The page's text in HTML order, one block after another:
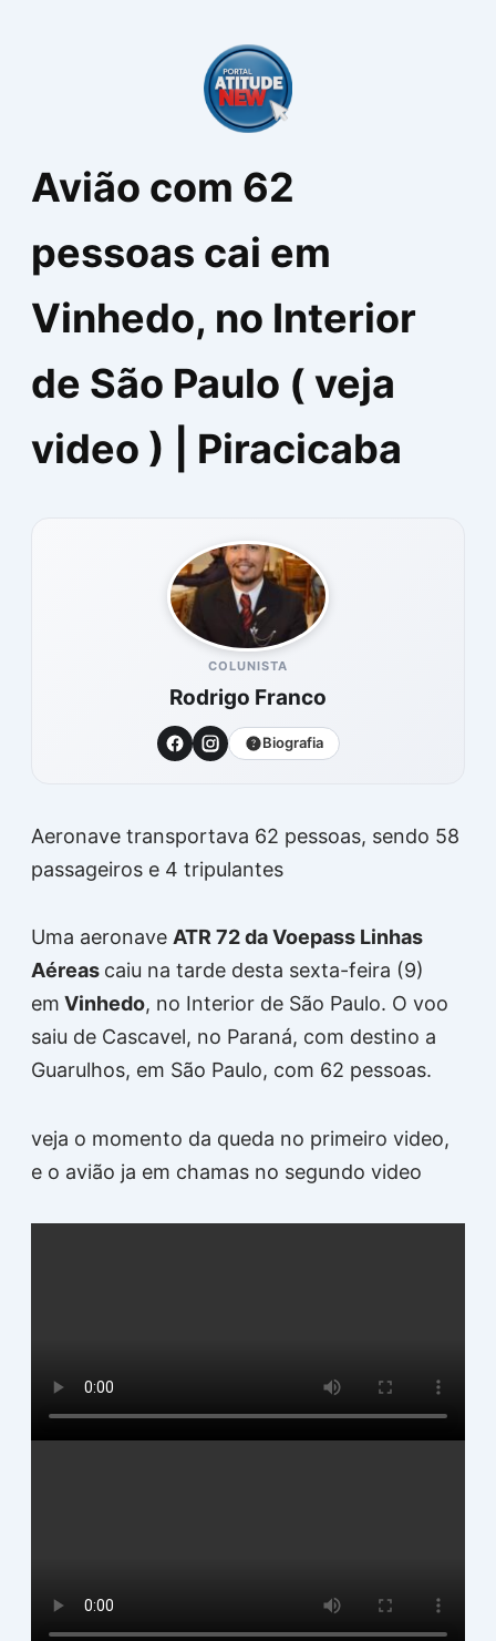
Avião com 62
pessoas cai em
Vinhedo, no Interior
de São Paulo ( veja
video ) | Piracicaba
COLUNISTA
Rodrigo Franco
Biografia
Aeronave transportava 62 pessoas, sendo 58
passageiros e 4 tripulantes
Uma aeronave ATR 72 da Voepass Linhas
Aéreas caiu na tarde desta sexta-feira (9)
em Vinhedo, no Interior de São Paulo. O voo
saiu de Cascavel, no Paraná, com destino a
Guarulhos, em São Paulo, com 62 pessoas.
veja o momento da queda no primeiro video,
e o avião ja em chamas no segundo video